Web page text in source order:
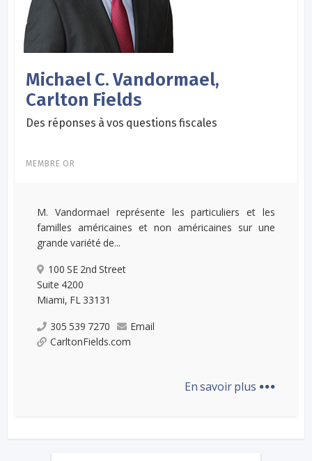
Michael C. Vandormael,
Carlton Fields
Des réponses à vos questions fiscales
MEMBRE OR
M. Vandormael représente les particuliers et les
familles américaines et non américaines sur une
grande variété de...
100 SE 2nd Street
Suite 4200
Miami, FL 33131
305 539 7270
Email
CarltonFields.com
En savoir plus ...